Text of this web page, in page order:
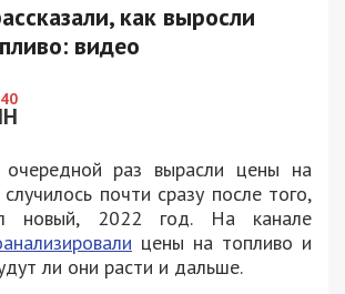
как выросли
видео
раз вырасли цены на
почти сразу после того,
новый, 2022 год. На канале
цены на топливо и
ли они расти и дальше.